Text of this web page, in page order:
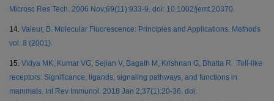
Microsc Res Tech. 2006 Nov;69(11):933-9. doi: 10.1002/jemt.20370.
14. Valeur, B. Molecular Fluorescence: Principles and Applications. Methods
vol. 8 (2001).
15. Vidya MK, Kumar VG, Sejian V, Bagath M, Krishnan G, Bhatta R. Toll-like
receptors: Significance, ligands, signaling pathways, and functions in
mammals. Int Rev Immunol. 2018 Jan 2;37(1):20-36. doi: